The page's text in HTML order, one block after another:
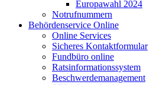
Europawahl 2024
Notrufnummern
Behördenservice Online
Online Services
Sicheres Kontaktformular
Fundbüro online
Ratsinformationssystem
Beschwerdemanagement